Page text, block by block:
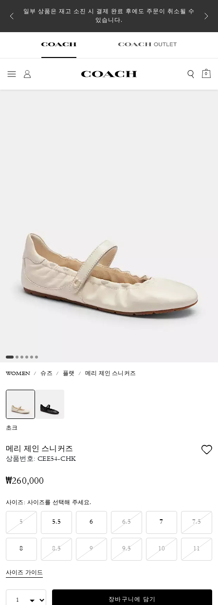
일부 상품은 재고 소진 시 결제 완료 후에도 주문이 취소될 수
있습니다.
0
WOMEN 슈즈 플랫 메리 제인 스니커즈
초크
메리 제인 스니커즈
상품번호:CEE54-CHK
₩260,000
사이즈: 사이즈를 선택해 주세요.
5 5.5 6 6.5 7 7.5
8 8.5 9 9.5 10 11
사이즈 가이드
장바구니에 담기